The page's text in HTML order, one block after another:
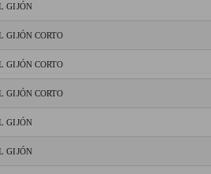
GIJÓN
GIJÓN CORTO
GIJÓN CORTO
GIJÓN CORTO
GIJÓN
GIJÓN